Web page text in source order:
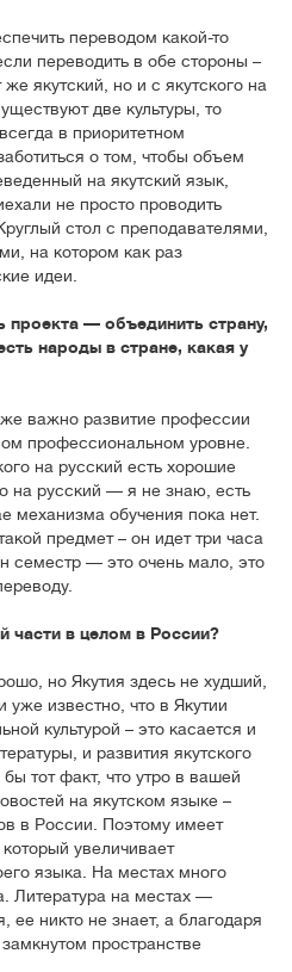
переводом какой-то
переводить в обе стороны –
же якутский, но и с якутского на
две культуры, то
в приоритетном
о том, чтобы объем
на якутский язык,
не просто проводить
стол с преподавателями,
на котором как раз
идеи.
— объединить страну,
народы в стране, какая у
важно развитие профессии
профессиональном уровне.
на русский есть хорошие
на русский — я не знаю, есть
механизма обучения пока нет.
предмет – он идет три часа
семестр — это очень мало, это
части в целом в России?
но Якутия здесь не худший,
известно, что в Якутии
культурой – это касается и
и развития якутского
тот факт, что утро в вашей
на якутском языке –
в России. Поэтому имеет
увеличивает
языка. На местах много
Литература на местах —
ее никто не знает, а благодаря
пространстве